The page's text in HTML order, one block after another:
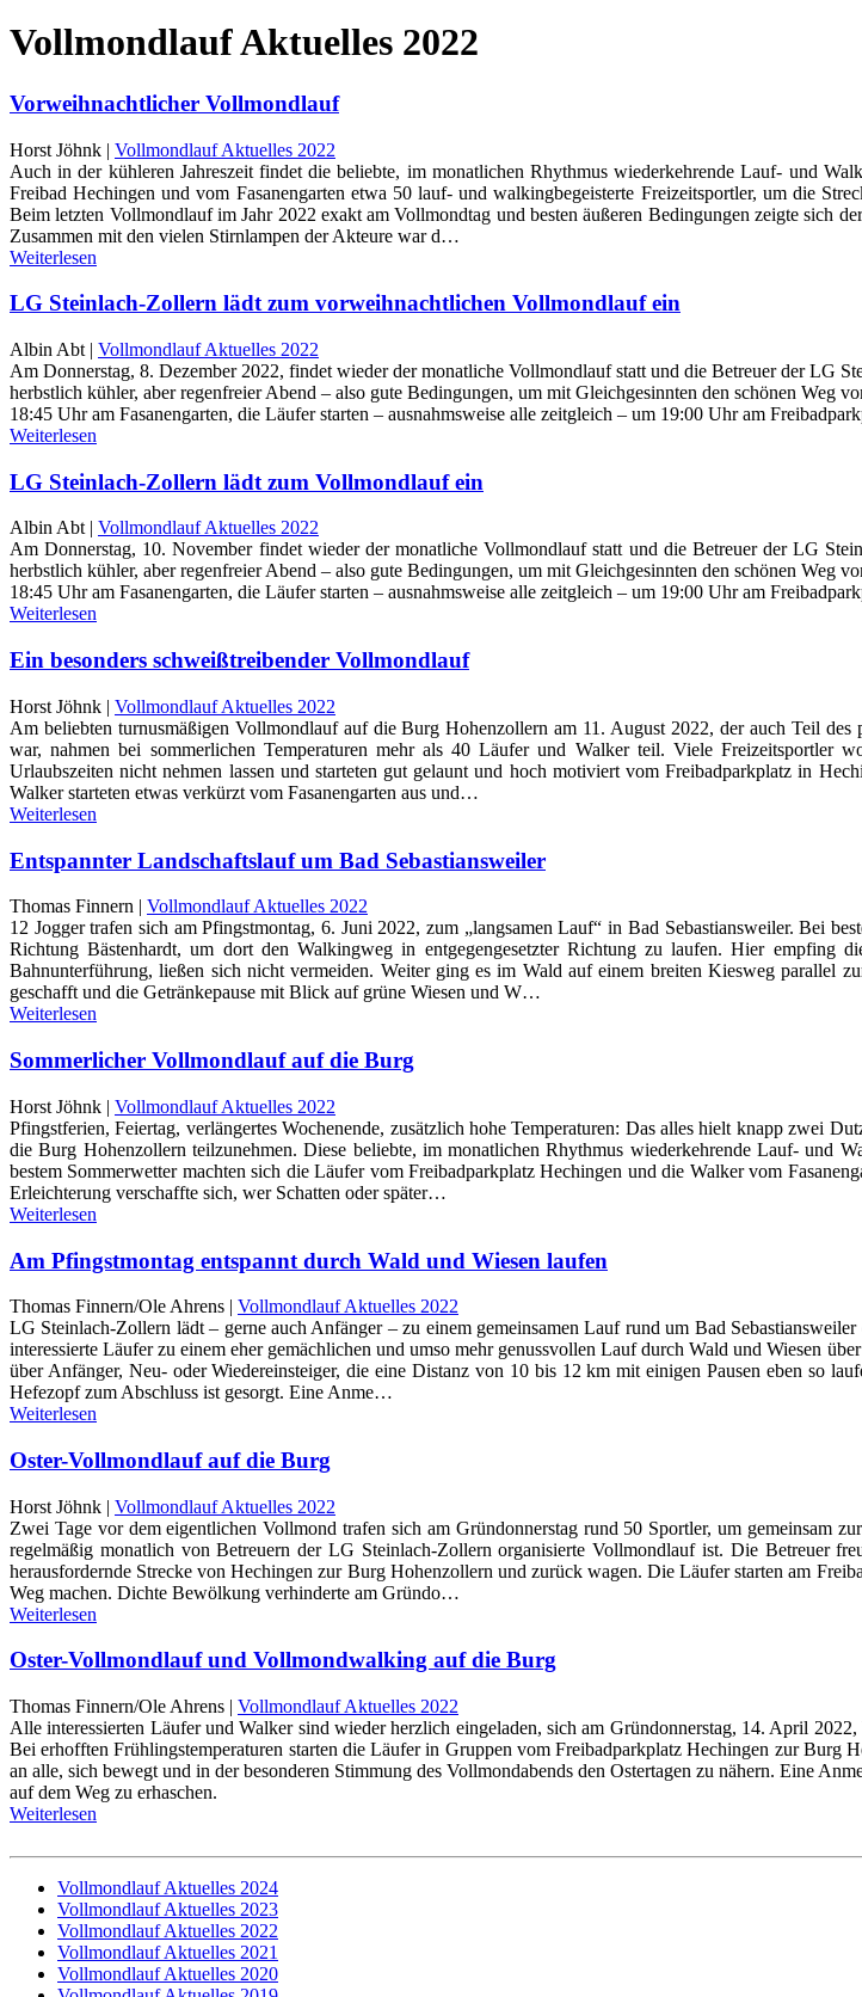
Vollmondlauf Aktuelles 2022
Vorweihnachtlicher Vollmondlauf
Horst Jöhnk | Vollmondlauf Aktuelles 2022
Auch in der kühleren Jahreszeit findet die beliebte, im monatlichen Rhythmus wiederkehrende Lauf- und
Freibad Hechingen und vom Fasanengarten etwa 50 lauf- und walkingbegeisterte Freizeitsportler, um die
Beim letzten Vollmondlauf im Jahr 2022 exakt am Vollmondtag und besten äußeren Bedingungen zeigte sich
Zusammen mit den vielen Stirnlampen der Akteure war d…
Weiterlesen
LG Steinlach-Zollern lädt zum vorweihnachtlichen Vollmondlauf ein
Albin Abt | Vollmondlauf Aktuelles 2022
Am Donnerstag, 8. Dezember 2022, findet wieder der monatliche Vollmondlauf statt und die Betreuer der LG
herbstlich kühler, aber regenfreier Abend – also gute Bedingungen, um mit Gleichgesinnten den schönen
18:45 Uhr am Fasanengarten, die Läufer starten – ausnahmsweise alle zeitgleich – um 19:00 Uhr am
Weiterlesen
LG Steinlach-Zollern lädt zum Vollmondlauf ein
Albin Abt | Vollmondlauf Aktuelles 2022
Am Donnerstag, 10. November findet wieder der monatliche Vollmondlauf statt und die Betreuer der LG
herbstlich kühler, aber regenfreier Abend – also gute Bedingungen, um mit Gleichgesinnten den schönen
18:45 Uhr am Fasanengarten, die Läufer starten – ausnahmsweise alle zeitgleich – um 19:00 Uhr am
Weiterlesen
Ein besonders schweißtreibender Vollmondlauf
Horst Jöhnk | Vollmondlauf Aktuelles 2022
Am beliebten turnusmäßigen Vollmondlauf auf die Burg Hohenzollern am 11. August 2022, der auch Teil
war, nahmen bei sommerlichen Temperaturen mehr als 40 Läufer und Walker teil. Viele Freizeitsportler
Urlaubszeiten nicht nehmen lassen und starteten gut gelaunt und hoch motiviert vom Freibadparkplatz in
Walker starteten etwas verkürzt vom Fasanengarten aus und…
Weiterlesen
Entspannter Landschaftslauf um Bad Sebastiansweiler
Thomas Finnern | Vollmondlauf Aktuelles 2022
12 Jogger trafen sich am Pfingstmontag, 6. Juni 2022, zum „langsamen Lauf“ in Bad Sebastiansweiler. Bei
Richtung Bästenhardt, um dort den Walkingweg in entgegengesetzter Richtung zu laufen. Hier empfing
Bahnunterführung, ließen sich nicht vermeiden. Weiter ging es im Wald auf einem breiten Kiesweg parallel
geschafft und die Getränkepause mit Blick auf grüne Wiesen und W…
Weiterlesen
Sommerlicher Vollmondlauf auf die Burg
Horst Jöhnk | Vollmondlauf Aktuelles 2022
Pfingstferien, Feiertag, verlängertes Wochenende, zusätzlich hohe Temperaturen: Das alles hielt knapp zwei
die Burg Hohenzollern teilzunehmen. Diese beliebte, im monatlichen Rhythmus wiederkehrende Lauf- und
bestem Sommerwetter machten sich die Läufer vom Freibadparkplatz Hechingen und die Walker vom
Erleichterung verschaffte sich, wer Schatten oder später…
Weiterlesen
Am Pfingstmontag entspannt durch Wald und Wiesen laufen
Thomas Finnern/Ole Ahrens | Vollmondlauf Aktuelles 2022
LG Steinlach-Zollern lädt – gerne auch Anfänger – zu einem gemeinsamen Lauf rund um Bad
interessierte Läufer zu einem eher gemächlichen und umso mehr genussvollen Lauf durch Wald und Wiesen
über Anfänger, Neu- oder Wiedereinsteiger, die eine Distanz von 10 bis 12 km mit einigen Pausen eben so
Hefezopf zum Abschluss ist gesorgt. Eine Anme…
Weiterlesen
Oster-Vollmondlauf auf die Burg
Horst Jöhnk | Vollmondlauf Aktuelles 2022
Zwei Tage vor dem eigentlichen Vollmond trafen sich am Gründonnerstag rund 50 Sportler, um gemeinsam
regelmäßig monatlich von Betreuern der LG Steinlach-Zollern organisierte Vollmondlauf ist. Die Betreuer
herausfordernde Strecke von Hechingen zur Burg Hohenzollern und zurück wagen. Die Läufer starten am
Weg machen. Dichte Bewölkung verhinderte am Gründo…
Weiterlesen
Oster-Vollmondlauf und Vollmondwalking auf die Burg
Thomas Finnern/Ole Ahrens | Vollmondlauf Aktuelles 2022
Alle interessierten Läufer und Walker sind wieder herzlich eingeladen, sich am Gründonnerstag, 14. April
Bei erhofften Frühlingstemperaturen starten die Läufer in Gruppen vom Freibadparkplatz Hechingen zur
an alle, sich bewegt und in der besonderen Stimmung des Vollmondabends den Ostertagen zu nähern. Eine
auf dem Weg zu erhaschen.
Weiterlesen
Vollmondlauf Aktuelles 2024
Vollmondlauf Aktuelles 2023
Vollmondlauf Aktuelles 2022
Vollmondlauf Aktuelles 2021
Vollmondlauf Aktuelles 2020